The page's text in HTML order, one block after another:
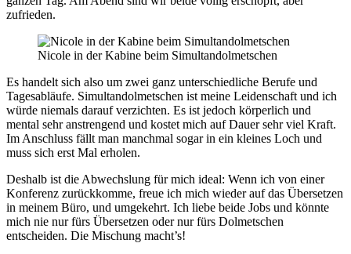
zufrieden.
Nicole in der Kabine beim Simultandolmetschen
Es handelt sich also um zwei ganz unterschiedliche Berufe und
Tagesabläufe. Simultandolmetschen ist meine Leidenschaft und ich
würde niemals darauf verzichten. Es ist jedoch körperlich und
mental sehr anstrengend und kostet mich auf Dauer sehr viel Kraft.
Im Anschluss fällt man manchmal sogar in ein kleines Loch und
muss sich erst Mal erholen.
Deshalb ist die Abwechslung für mich ideal: Wenn ich von einer
Konferenz zurückkomme, freue ich mich wieder auf das Übersetzen
in meinem Büro, und umgekehrt. Ich liebe beide Jobs und könnte
mich nie nur fürs Übersetzen oder nur fürs Dolmetschen
entscheiden. Die Mischung macht’s!